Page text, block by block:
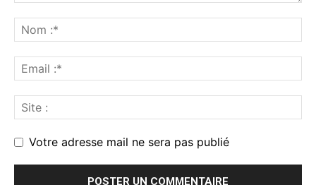
Votre adresse mail ne sera pas publié